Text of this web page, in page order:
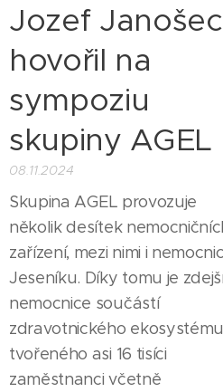
Jozef Janošec
hovořil na
sympoziu
skupiny AGEL
08.11.2024
Skupina AGEL provozuje
několik desítek
zařízení, mezi nimi i
Jeseníku. Díky tomu je
nemocnice součástí
zdravotnického ekosystému
tvořeného asi 16 tisíci
zaměstnanci včetně